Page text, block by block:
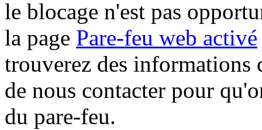
le blocage n'est pas
la page Pare-feu web activé
trouverez des informations
de nous contacter pour
du pare-feu.